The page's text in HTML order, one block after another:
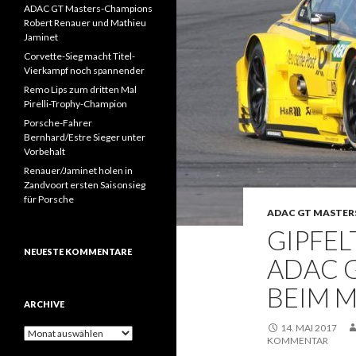
ADAC GT
ADAC
BEIM
14. MAI 2017
KOMMENTAR
ADAC GT Masters-Champions
Robert Renauer und Mathieu
Jaminet
Corvette-Sieg macht Titel-
Vierkampf noch spannender
Remo Lips zum dritten Mal
Pirelli-Trophy-Champion
Porsche-Fahrer
Bernhard/Estre Sieger unter
Vorbehalt
Renauer/Jaminet holen in
Zandvoort ersten Saisonsieg
für Porsche
NEUESTE KOMMENTARE
ARCHIVE
A